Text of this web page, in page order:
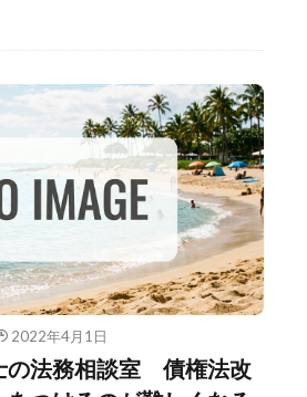
2022年4月1日
の法務相談室 債権法改